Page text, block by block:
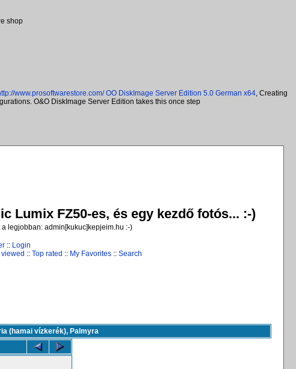
shop
www.prosoftwarestore.com/ OO DiskImage Server Edition 5.0 German x64, Creating
O&O DiskImage Server Edition takes this once step
Lumix FZ50-es, és egy kezdő fotós... :-)
legjobban: admin[kukuc]kepjeim.hu :-)
:: Login
viewed :: Top rated :: My Favorites :: Search
(hamai vízkerék), Palmyra